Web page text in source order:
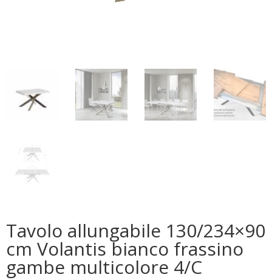
Tavolo allungabile 130/234×90
cm Volantis bianco frassino
gambe multicolore 4/C